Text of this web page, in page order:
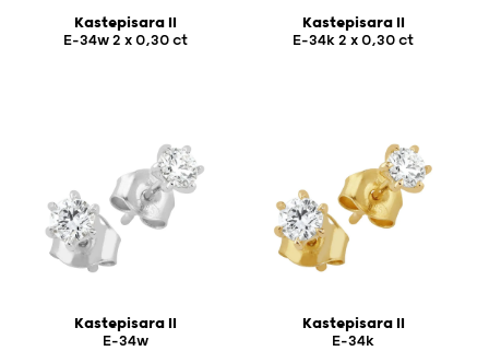
Kastepisara II
E-34w 2 x 0,30 ct
Kastepisara II
E-34k 2 x 0,30 ct
Kastepisara II
E-34w
Kastepisara II
E-34k